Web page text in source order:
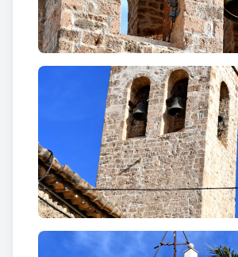
Text: Mapa del Patrimoni d ela
Barcelona.
Curiositats
Conserva dos reliquiaris de bronze.
Santa Maria Magdalena està fixada
de color vermell i identificada com
Paenit -Santa Maria Magdalena
relíquia de Sant Sebastià està
Sebastiani Martir -Sant Sebastià